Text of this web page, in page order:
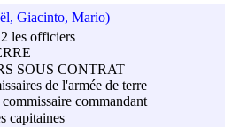
Giacinto, Mario)
les officiers
SOUS CONTRAT
de l'armée de terre
commandant
capitaines